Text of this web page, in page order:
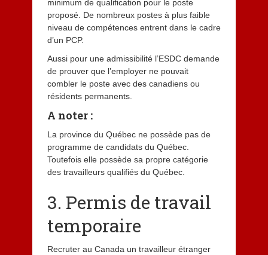
minimum de qualification pour le poste
proposé. De nombreux postes à plus faible
niveau de compétences entrent dans le cadre
d’un PCP.
Aussi pour une admissibilité l’ESDC demande
de prouver que l’employer ne pouvait
combler le poste avec des canadiens ou
résidents permanents.
A noter :
La province du Québec ne possède pas de
programme de candidats du Québec.
Toutefois elle possède sa propre catégorie
des travailleurs qualifiés du Québec.
3. Permis de travail
temporaire
Recruter au Canada un travailleur étranger